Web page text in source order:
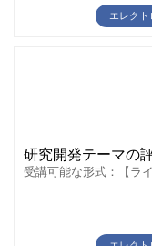
エレク
研究開発テーマの
受講可能な形式：【ラ